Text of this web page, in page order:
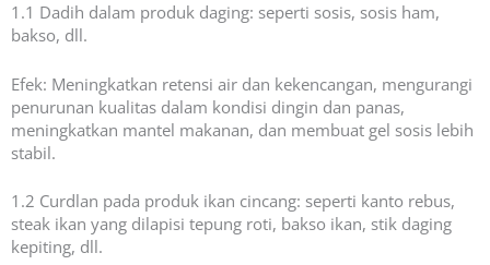
1.1 Dadih dalam produk daging: seperti sosis, sosis ham,
bakso, dll.
Efek: Meningkatkan retensi air dan kekencangan, mengurangi
penurunan kualitas dalam kondisi dingin dan panas,
meningkatkan mantel makanan, dan membuat gel sosis lebih
stabil.
1.2 Curdlan pada produk ikan cincang: seperti kanto rebus,
steak ikan yang dilapisi tepung roti, bakso ikan, stik daging
kepiting, dll.